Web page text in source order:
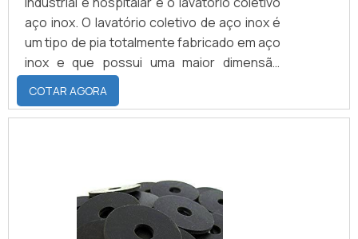
aço inox. O lavatório coletivo de aço inox é
um tipo de pia totalmente fabricado em aço
inox e que possui uma maior dimensão
devido ao seu uso ser voltado para uso
coletivo, portanto demanda um tamanho
maior do que um lavatório individual.Sobre o
variedade de procedimentos, mas
principalmente para higienização e possui
alta durabili.
COTAR AGORA